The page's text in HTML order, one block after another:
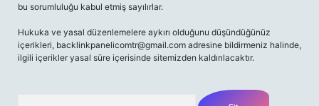
bu sorumluluğu kabul etmiş sayılırlar.
Hukuka ve yasal düzenlemelere aykırı olduğunu düşündüğünüz
içerikleri, backlinkpanelicomtr@gmail.com adresine bildirmeniz halinde,
ilgili içerikler yasal süre içerisinde sitemizden kaldırılacaktır.